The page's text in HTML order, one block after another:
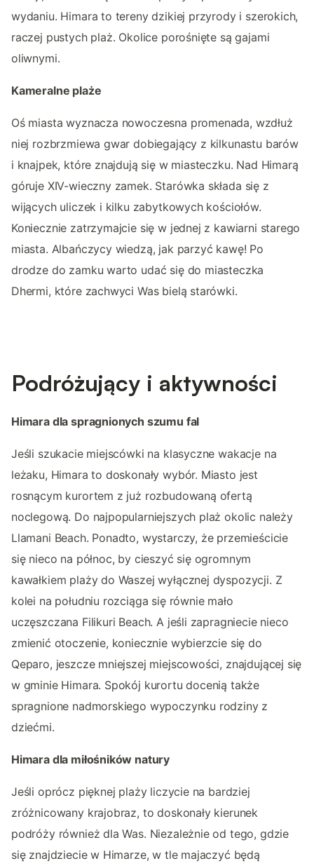
wydaniu. Himara to tereny dzikiej przyrody i szerokich,
raczej pustych plaż. Okolice porośnięte są gajami
oliwnymi.
Kameralne plaże
Oś miasta wyznacza nowoczesna promenada, wzdłuż
niej rozbrzmiewa gwar dobiegający z kilkunastu barów
i knajpek, które znajdują się w miasteczku. Nad Himarą
góruje XIV-wieczny zamek. Starówka składa się z
wijących uliczek i kilku zabytkowych kościołów.
Koniecznie zatrzymajcie się w jednej z kawiarni starego
miasta. Albańczycy wiedzą, jak parzyć kawę! Po
drodze do zamku warto udać się do miasteczka
Dhermi, które zachwyci Was bielą starówki.
Podróżujący i aktywności
Himara dla spragnionych szumu fal
Jeśli szukacie miejscówki na klasyczne wakacje na
leżaku, Himara to doskonały wybór. Miasto jest
rosnącym kurortem z już rozbudowaną ofertą
noclegową. Do najpopularniejszych plaż okolic należy
Llamani Beach. Ponadto, wystarczy, że przemieścicie
się nieco na północ, by cieszyć się ogromnym
kawałkiem plaży do Waszej wyłącznej dyspozycji. Z
kolei na południu rozciąga się równie mało
uczęszczana Filikuri Beach. A jeśli zapragniecie nieco
zmienić otoczenie, koniecznie wybierzcie się do
Qeparo, jeszcze mniejszej miejscowości, znajdującej się
w gminie Himara. Spokój kurortu docenią także
spragnione nadmorskiego wypoczynku rodziny z
dziećmi.
Himara dla miłośników natury
Jeśli oprócz pięknej plaży liczycie na bardziej
zróżnicowany krajobraz, to doskonały kierunek
podróży również dla Was. Niezależnie od tego, gdzie
się znajdziecie w Himarze, w tle majaczyć będą